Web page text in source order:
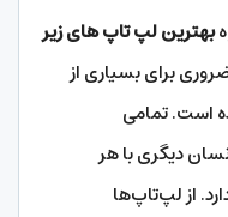
بهترین لپ تاپ های زیر
برای بسیاری از
است. تمامی
دیگری با هر
از لپ‌تاپ‌ها